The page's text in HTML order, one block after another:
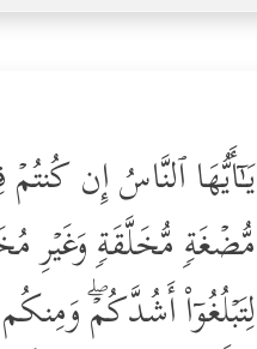
یَـٰۤأَیُّهَا ٱلنَّاسُ إِن
مُّضۡغَةࣲ مُّخَلَّقَةࣲ وَغَیۡرِ
لِتَبۡلُغُوۤاْ أَشُدَّكُمۡۖ